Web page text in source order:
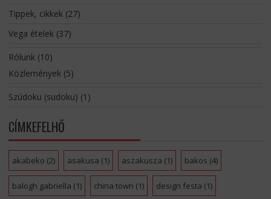
Tippek, cikkek(27)
Vega ételek(37)
Rólunk(10)
Közlemények(5)
Szúdoku (sudoku) (1)
CÍMKEFELHŐ
akabeko (2) asakusa (1) aszakusza (1) bakos (4)
balogh gabriella (1) china town (1) design festa (1)